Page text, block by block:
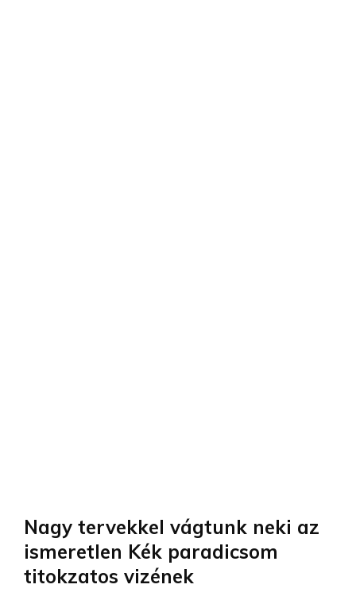
Nagy tervekkel vágtunk neki az
ismeretlen Kék paradicsom
titokzatos vizének